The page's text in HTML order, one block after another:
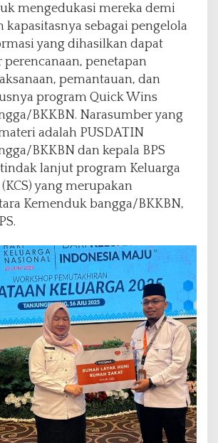
mengedukasi mereka demi
sebagai pengelola
yang dihasilkan dapat
perencanaan, penetapan
pemantauan, dan
program Quick Wins
BKKBN. Narasumber yang
adalah PUSDATIN
BKKBN dan kepala BPS
lanjut program Keluarga
yang merupakan
Kemenduk bangga/BKKBN,